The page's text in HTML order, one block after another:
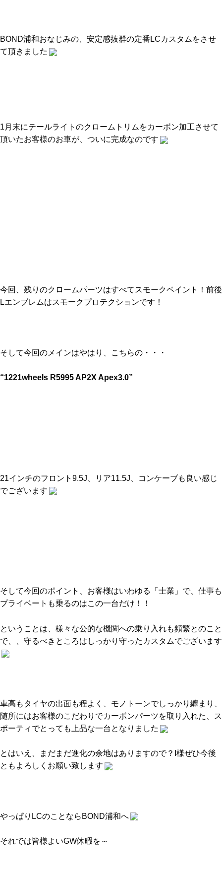
BOND浦和おなじみの、安定感抜群の定番LCカスタムをさせ
て頂きました
1月末にテールライトのクロームトリムをカーボン加工させて
頂いたお客様のお車が、ついに完成なのです
今回、残りのクロームパーツはすべてスモークペイント！前後
Lエンブレムはスモークプロテクションです！
そして今回のメインはやはり、こちらの・・・
“1221wheels R5995 AP2X Apex3.0”
21インチのフロント9.5J、リア11.5J、コンケーブも良い感じ
でございます
そして今回のポイント、お客様はいわゆる「士業」で、仕事も
プライベートも乗るのはこの一台だけ！！
ということは、様々な公的な機関への乗り入れも頻繁とのこと
で、、守るべきところはしっかり守ったカスタムでございます
車高もタイヤの出面も程よく、モノトーンでしっかり纏まり、
随所にはお客様のこだわりでカーボンパーツを取り入れた、ス
ポーティでとっても上品な一台となりました
とはいえ、まだまだ進化の余地はありますので？I様ぜひ今後
ともよろしくお願い致します
やっぱりLCのことならBOND浦和へ
それでは皆様よいGW休暇を～